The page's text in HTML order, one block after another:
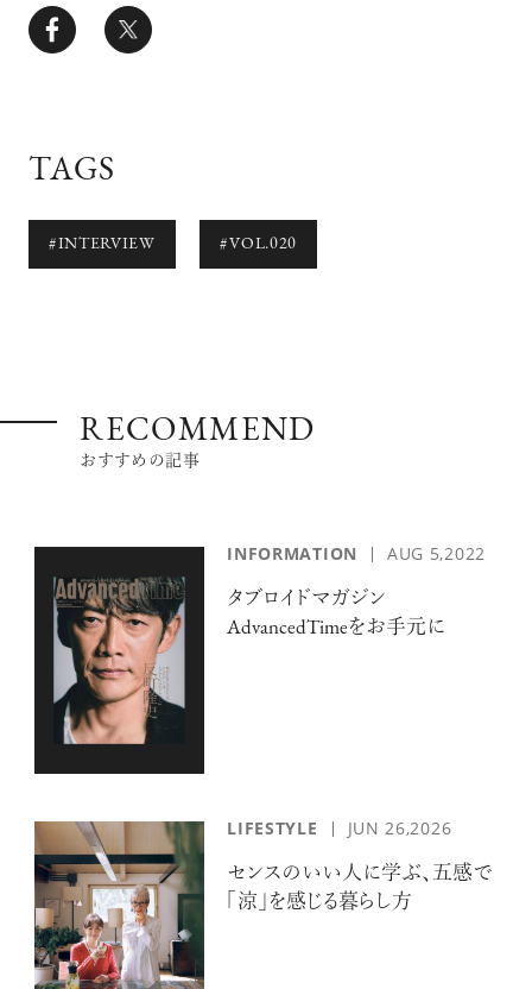
TAGS
#INTERVIEW #VOL.020
RECOMMEND
おすすめの記事
INFORMATION AUG 5,2022
タブロイドマガジン
AdvancedTimeをお手元に
LIFESTYLE JUN 26,2026
センスのいい人に学ぶ、五感で
「涼」を感じる暮らし方